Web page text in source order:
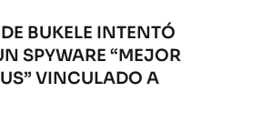
BUKELE INTENTÓ
SPYWARE “MEJOR
VINCULADO A